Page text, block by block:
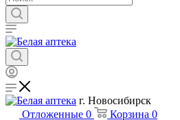
г. Новосибирск
Отложенные 0 Корзина 0